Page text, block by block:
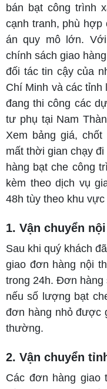
bán bạt công trình
cạnh tranh, phù hợp
án quy mô lớn.
chính sách giao
đối tác tin cậy của
Chí Minh và các tỉnh
đang thi công các
tư phụ tại Nam
Xem bảng giá,
mất thời gian chạy
hàng bạt che công
kèm theo dịch vụ
48h tùy theo khu vực
1. Vận chuyển
Sau khi quý khách
giao đơn hàng nội
trong 24h. Đơn hàng
nếu số lượng bạt
đơn hàng nhỏ được
thường.
2. Vận chuyển
Các đơn hàng giao